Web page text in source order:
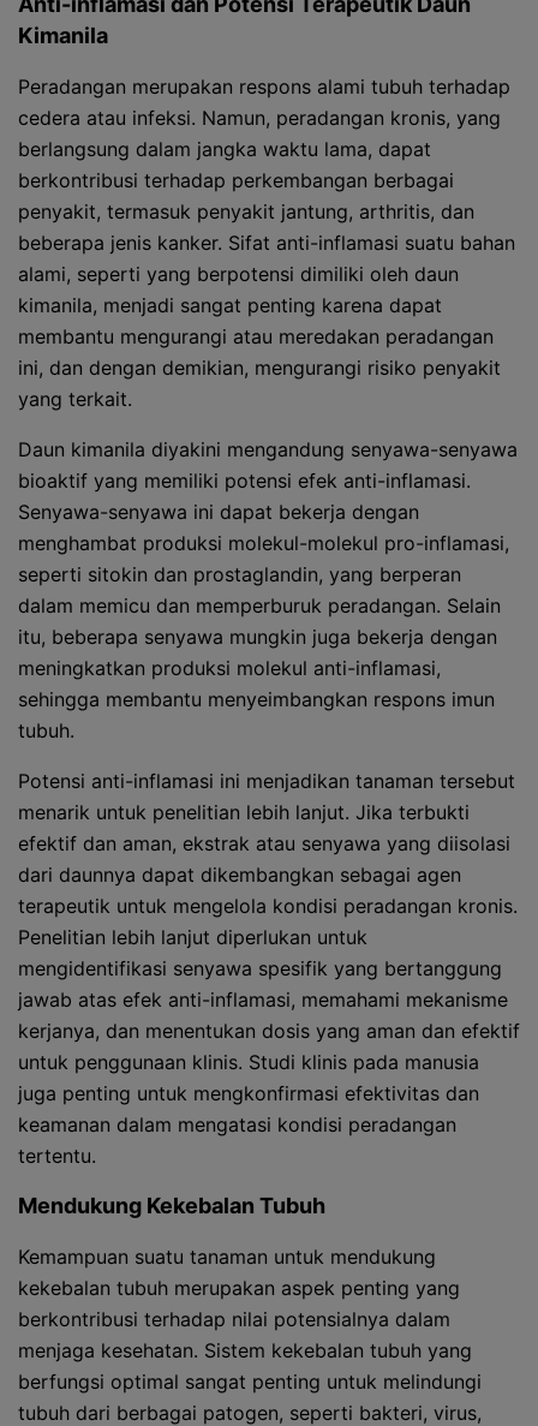
Kimanila
Peradangan merupakan respons alami tubuh terhadap
cedera atau infeksi. Namun, peradangan kronis, yang
berlangsung dalam jangka waktu lama, dapat
berkontribusi terhadap perkembangan berbagai
penyakit, termasuk penyakit jantung, arthritis, dan
beberapa jenis kanker. Sifat anti-inflamasi suatu bahan
alami, seperti yang berpotensi dimiliki oleh daun
kimanila, menjadi sangat penting karena dapat
membantu mengurangi atau meredakan peradangan
ini, dan dengan demikian, mengurangi risiko penyakit
yang terkait.
Daun kimanila diyakini mengandung senyawa-senyawa
bioaktif yang memiliki potensi efek anti-inflamasi.
Senyawa-senyawa ini dapat bekerja dengan
menghambat produksi molekul-molekul pro-inflamasi,
seperti sitokin dan prostaglandin, yang berperan
dalam memicu dan memperburuk peradangan. Selain
itu, beberapa senyawa mungkin juga bekerja dengan
meningkatkan produksi molekul anti-inflamasi,
sehingga membantu menyeimbangkan respons imun
tubuh.
Potensi anti-inflamasi ini menjadikan tanaman tersebut
menarik untuk penelitian lebih lanjut. Jika terbukti
efektif dan aman, ekstrak atau senyawa yang diisolasi
dari daunnya dapat dikembangkan sebagai agen
terapeutik untuk mengelola kondisi peradangan kronis.
Penelitian lebih lanjut diperlukan untuk
mengidentifikasi senyawa spesifik yang bertanggung
jawab atas efek anti-inflamasi, memahami mekanisme
kerjanya, dan menentukan dosis yang aman dan efektif
untuk penggunaan klinis. Studi klinis pada manusia
juga penting untuk mengkonfirmasi efektivitas dan
keamanan dalam mengatasi kondisi peradangan
tertentu.
Mendukung Kekebalan Tubuh
Kemampuan suatu tanaman untuk mendukung
kekebalan tubuh merupakan aspek penting yang
berkontribusi terhadap nilai potensialnya dalam
menjaga kesehatan. Sistem kekebalan tubuh yang
berfungsi optimal sangat penting untuk melindungi
tubuh dari berbagai patogen, seperti bakteri, virus,